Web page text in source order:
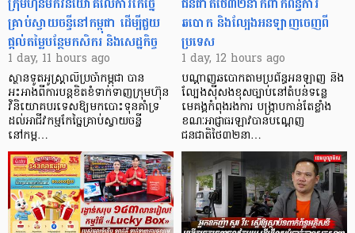
គ្រាប់ស្វាយចន្ទីនៅកម្ពុជា ដើម្បីជួយ
ផ្តល់តម្លៃបន្ថែមកសិករ និងសេដ្ឋកិច្ច
1 day, 11 hours ago
ស្ថានទូតអូស្ត្រាលីប្រចាំកម្ពុជា បាន
អះអាងពីការបន្តខិតខំទាក់ទាញក្រុមហ៊ុន
វិនិយោគបរទេសឱ្យមកបោះទុនគាំទ្រ
ដល់អាជីវកម្មកែច្នៃគ្រាប់ស្វាយចន្ទី
នៅកម្ព…
ឆបោក និងល្បែងអនឡាញចេញពី
ប្រទេស
1 day, 12 hours ago
បណ្តាញឆបោកតាមប្រព័ន្ធអនឡាញ និង
ល្បែងស៊ីសងខុសច្បាប់នៅតំបន់ទន្លេ
មេគង្គកំពុងរងការ បង្ក្រាប​កាន់តែខ្លាំង
ខណៈអាជ្ញាធរឡាវបានបណ្តេញ
ជនជាតិថៃ៣២នា…